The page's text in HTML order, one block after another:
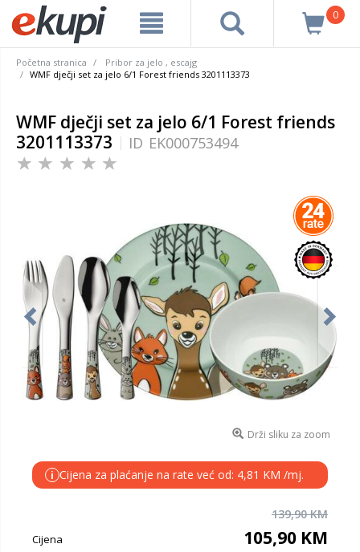
0
Početna stranica
Pribor za jelo , escajg
WMF dječji set za jelo 6/1 Forest friends 3201113373
WMF dječji set za jelo 6/1 Forest friends
3201113373
ID EK000753494
Drži sliku za zoom
i Cijena za plaćanje na rate već od: 4,81 KM /mj.
139,90 KM
Cijena 105,90 KM